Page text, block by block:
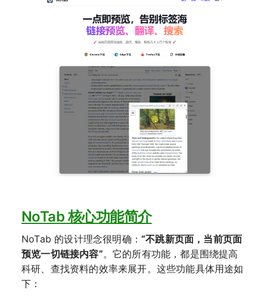
NoTab 核心功能简介
NoTab 的设计理念很明确： “不跳新页面，当前页面
预览一切链接内容”。它的所有功能，都是围绕提高
科研、查找资料的效率来展开。这些功能具体用途如
下：